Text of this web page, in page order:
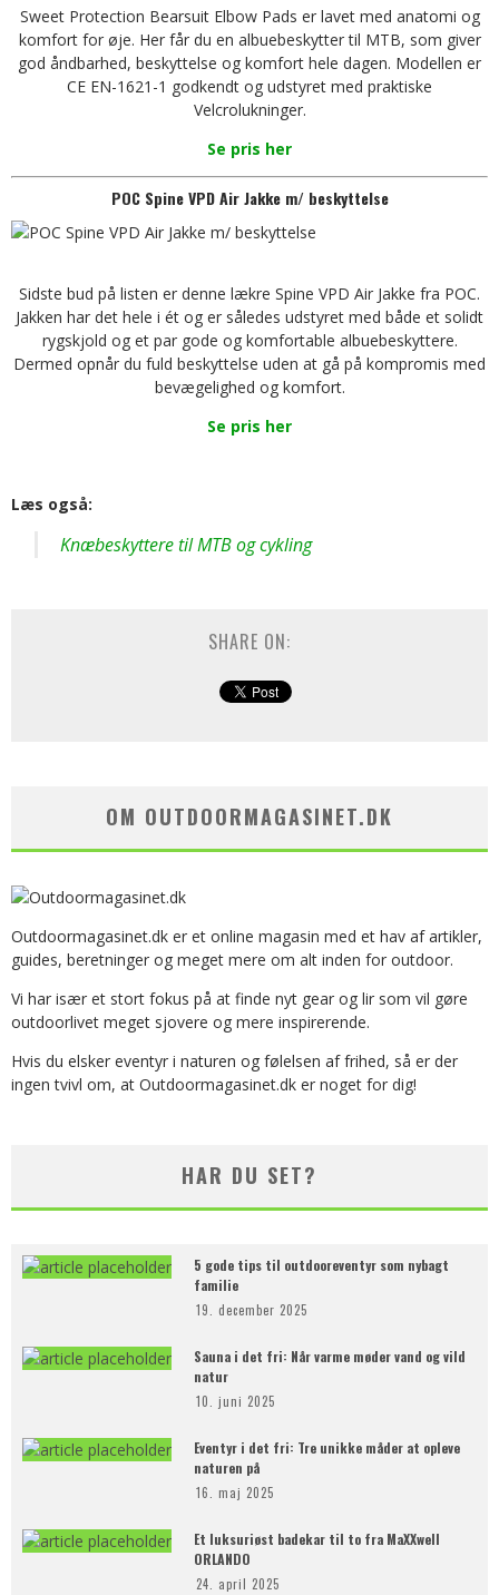
Sweet Protection Bearsuit Elbow Pads er lavet med anatomi og
komfort for øje. Her får du en albuebeskytter til MTB, som giver
god åndbarhed, beskyttelse og komfort hele dagen. Modellen er
CE EN-1621-1 godkendt og udstyret med praktiske
Velcrolukninger.
Se pris her
POC Spine VPD Air Jakke m/ beskyttelse
Sidste bud på listen er denne lækre Spine VPD Air Jakke fra POC.
Jakken har det hele i ét og er således udstyret med både et solidt
rygskjold og et par gode og komfortable albuebeskyttere.
Dermed opnår du fuld beskyttelse uden at gå på kompromis med
bevægelighed og komfort.
Se pris her
Læs også:
Knæbeskyttere til MTB og cykling
SHARE ON:
OM OUTDOORMAGASINET.DK
Outdoormagasinet.dk er et online magasin med et hav af artikler,
guides, beretninger og meget mere om alt inden for outdoor.
Vi har især et stort fokus på at finde nyt gear og lir som vil gøre
outdoorlivet meget sjovere og mere inspirerende.
Hvis du elsker eventyr i naturen og følelsen af frihed, så er der
ingen tvivl om, at Outdoormagasinet.dk er noget for dig!
HAR DU SET?
5 gode tips til outdooreventyr som nybagt
familie
19. december 2025
Sauna i det fri: Når varme møder vand og vild
natur
10. juni 2025
Eventyr i det fri: Tre unikke måder at opleve
naturen på
16. maj 2025
Et luksuriøst badekar til to fra MaXXwell
ORLANDO
24. april 2025